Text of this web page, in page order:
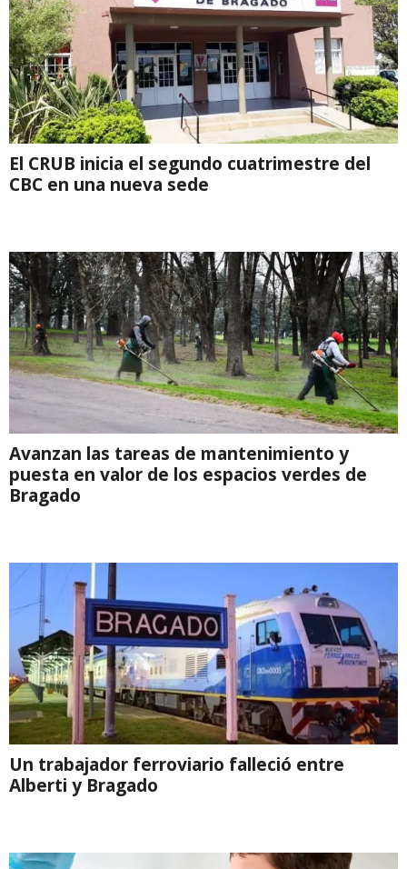
El CRUB inicia el segundo cuatrimestre del
CBC en una nueva sede
Avanzan las tareas de mantenimiento y
puesta en valor de los espacios verdes de
Bragado
Un trabajador ferroviario falleció entre
Alberti y Bragado